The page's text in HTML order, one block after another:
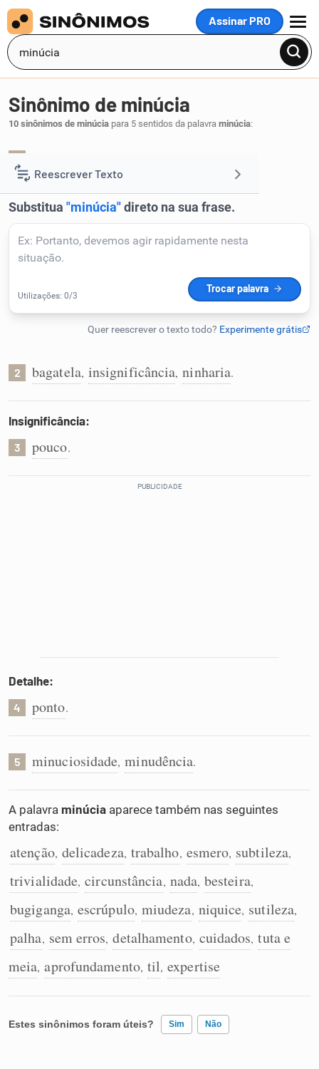
Assinar PRO
MENU
Reescrever Texto
Resumir Texto
Corrigir Texto
Detector de IA
Humanizador de IA
Cata-letras
Conexões
Sinônimo de minúcia
10 sinônimos de minúcia para 5 sentidos da palavra minúcia:
2 bagatela, insignificância, ninharia.
Insignificância:
3 pouco.
Detalhe:
4 ponto.
5 minuciosidade, minudência.
A palavra minúcia aparece também nas seguintes
entradas:
atenção, delicadeza, trabalho, esmero, subtileza,
trivialidade, circunstância, nada, besteira,
bugiganga, escrúpulo, miudeza, niquice, sutileza,
palha, sem erros, detalhamento, cuidados, tuta e
meia, aprofundamento, til, expertise
Estes sinônimos foram úteis? Sim Não